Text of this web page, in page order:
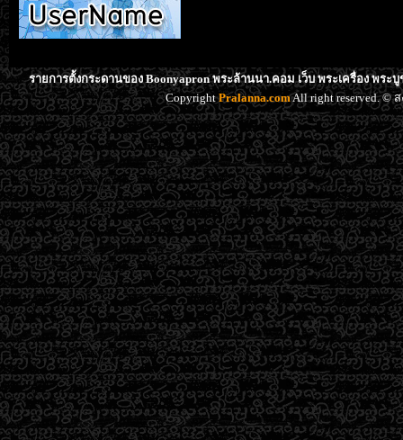
รายการตั้งกระดานของ Boonyapron พระล้านนา.คอม เว็บ พระเครื่อง พร
CopyrightPralanna.comAll right reserved. ©